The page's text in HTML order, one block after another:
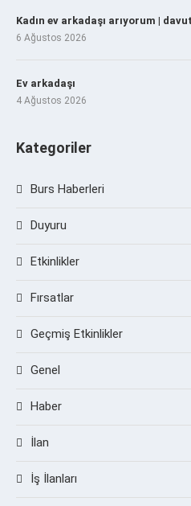
Kadın ev arkadaşı arıyorum |
6 Ağustos 2026
Ev arkadaşı
4 Ağustos 2026
Kategoriler
Burs Haberleri
Duyuru
Etkinlikler
Fırsatlar
Geçmiş Etkinlikler
Genel
Haber
İlan
İş İlanları